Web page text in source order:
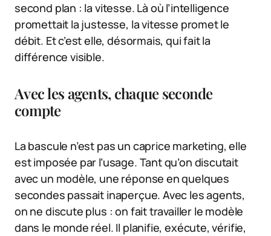
second plan : la vitesse. Là où l’intelligence
promettait la justesse, la vitesse promet le
débit. Et c’est elle, désormais, qui fait la
différence visible.
Avec les agents, chaque seconde
compte
La bascule n’est pas un caprice marketing, elle
est imposée par l’usage. Tant qu’on discutait
avec un modèle, une réponse en quelques
secondes passait inaperçue. Avec les agents,
on ne discute plus : on fait travailler le modèle
dans le monde réel. Il planifie, exécute, vérifie,